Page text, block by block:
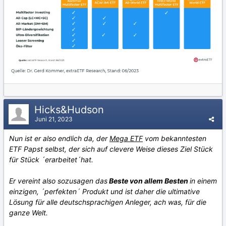
Hicks&Hudson
Juni 21, 2023
Nun ist er also endlich da, derMega ETFvom bekanntesten
ETF Papst selbst, der sich auf clevere Weise dieses Ziel Stück
für Stück ´erarbeitet´hat.
Er vereint also sozusagen dasBeste von allem Besten in einem
einzigen, ´perfekten´ Produkt und ist daher die ultimative
Lösung für alle deutschsprachigen Anleger, ach was, für die
ganze Welt.